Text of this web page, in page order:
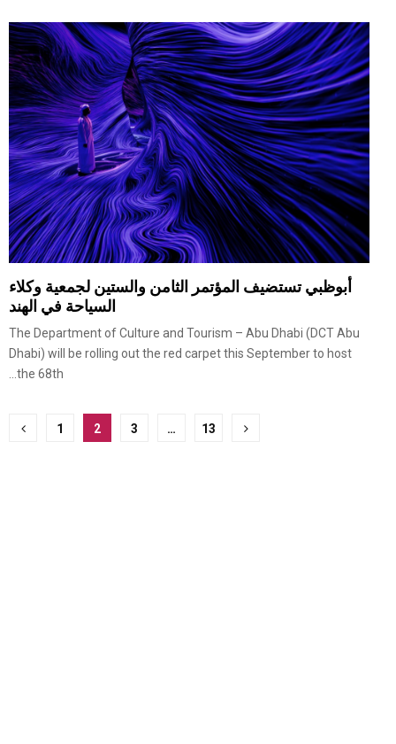
أبوظبي تستضيف المؤتمر الثامن والستين لجمعية وكلاء
السياحة في الهند
The Department of Culture and Tourism – Abu Dhabi (DCT Abu
Dhabi) will be rolling out the red carpet this September to host
the 68th...
1 2 3 … 13